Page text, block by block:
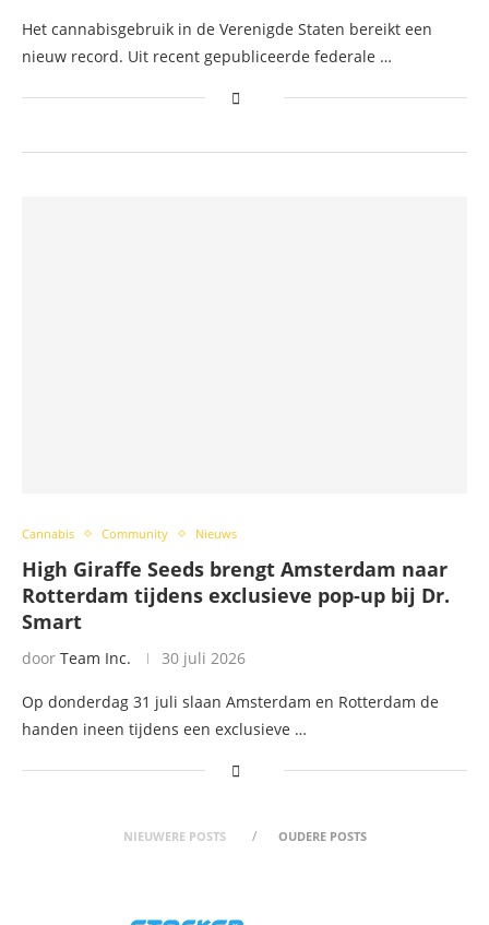
Het cannabisgebruik in de Verenigde Staten bereikt een
nieuw record. Uit recent gepubliceerde federale …
Cannabis Community Nieuws
High Giraffe Seeds brengt Amsterdam naar
Rotterdam tijdens exclusieve pop-up bij Dr.
Smart
door Team Inc. 30 juli 2026
Op donderdag 31 juli slaan Amsterdam en Rotterdam de
handen ineen tijdens een exclusieve …
NIEUWERE POSTS OUDERE POSTS